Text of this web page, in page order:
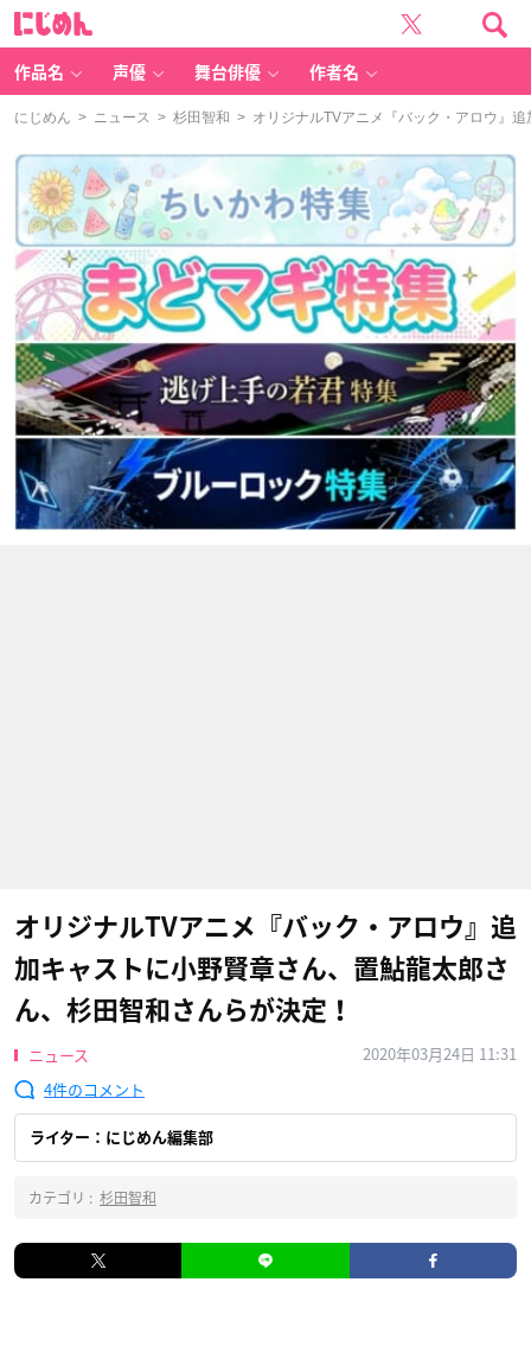
作品名 声優 舞台俳優 作者名
にじめん > ニュース > 杉田智和 > オリジナルTVアニメ『バック・アロウ』
オリジナルTVアニメ『バック・アロウ』追
加キャストに小野賢章さん、置鮎龍太郎さ
ん、杉田智和さんらが決定！
ニュース
2020年03月24日 11:31
4
ライター：にじめん編集部
カテゴリ : 杉田智和